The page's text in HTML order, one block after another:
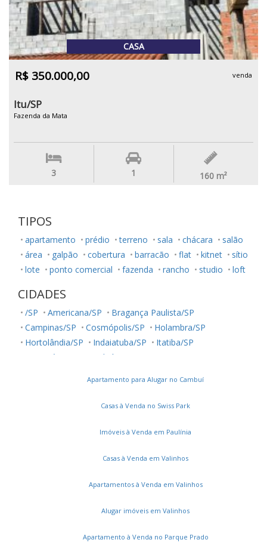
CASA
R$ 350.000,00 venda
Itu/SP
Fazenda da Mata
3 1 160 m²
TIPOS
apartamento prédio terreno sala chácara
salão
área
galpão cobertura barracão flat kitnet
sítio
lote
ponto comercial fazenda rancho studio loft
CIDADES
/SP Americana/SP
Bragança Paulista/SP
Campinas/SP
Cosmópolis/SP
Holambra/SP
Hortolândia/SP
Indaiatuba/SP
Itatiba/SP
Jaguariúna/SP
Jundiaí/SP
Salto/SP
Santa Bárbara D'Oeste/SP
Sorocaba/SP
Sumaré/SP
Apartamento para Alugar no Cambuí
Casas à Venda no Swiss Park
Imóveis à Venda em Paulínia
Casas à Venda em Valinhos
Apartamentos à Venda em Valinhos
Alugar imóveis em Valinhos
Apartamento à Venda no Parque Prado